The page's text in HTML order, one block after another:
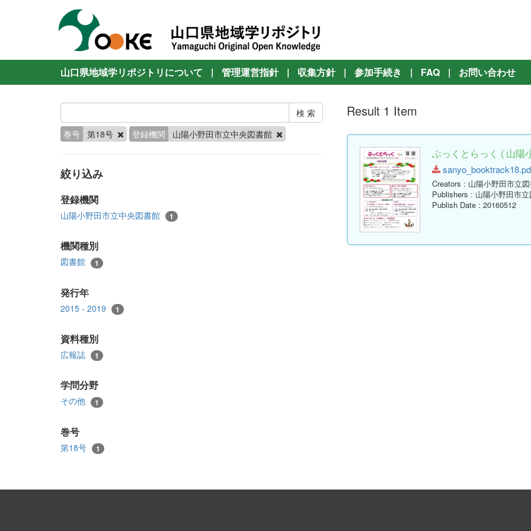
山口県地域学リポジトリについて | 管理運営指針 | 収集方針 | 参加手続き | FAQ | お問い合わせ
巻号 第18号 登録機関 山陽小野田市立中央図書館
絞り込み
登録機関
山陽小野田市立中央図書館 1
機関種別
図書館 1
発行年
2015 - 2019 1
資料種別
広報誌 1
学問分野
その他 1
巻号
第18号 1
Result 1 Item
ぶっくとらっく ( 山陽
Creators : 山陽小野田市立
Publishers : 山陽小野田市
Publish Date : 20160512